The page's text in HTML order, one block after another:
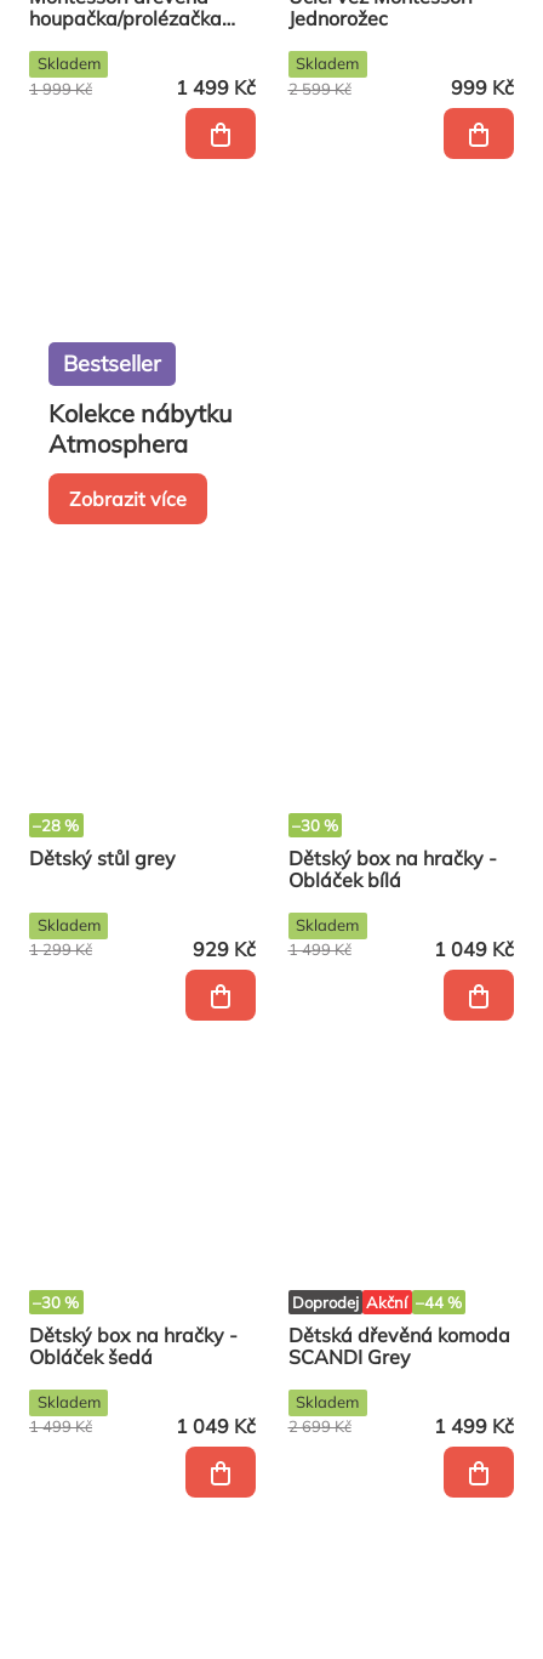
houpačka/prolézačka
1 499 Kč
1 999 Kč
Skladem
Jednorožec
999 Kč
2 599 Kč
Skladem
Bestseller
Kolekce nábytku
Atmosphera
Zobrazit více
–28 %
Dětský stůl grey
929 Kč
1 299 Kč
Skladem
–30 %
Dětský box na hračky -
Obláček bílá
1 049 Kč
1 499 Kč
Skladem
–30 %
Dětský box na hračky -
Obláček šedá
1 049 Kč
1 499 Kč
Skladem
Doprodej Akční –44 %
Dětská dřevěná komoda
SCANDI Grey
1 499 Kč
2 699 Kč
Skladem